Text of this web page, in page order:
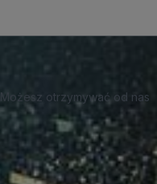
. Możesz otrzymywać od nas